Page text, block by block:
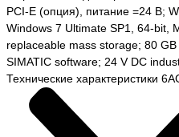
PCI-E (опция), питание =24 В;
Windows 7 Ultimate SP1, 64-bit,
replaceable mass storage; 80
SIMATIC software; 24 V DC
Технические характеристики